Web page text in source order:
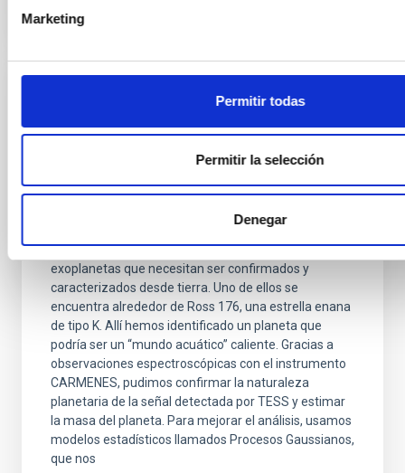
Marketing
Permitir todas
Permitir la selección
Denegar
RESULTADO DE INVESTIGACIÓN
Descubrimiento de un candidato a un
mundo acuático caliente en tránsito
CARMENES
El satélite TESS (Transiting Exoplanet Survey
Satellite) ha descubierto numerosos candidatos a
exoplanetas que necesitan ser confirmados y
caracterizados desde tierra. Uno de ellos se
encuentra alrededor de Ross 176, una estrella enana
de tipo K. Allí hemos identificado un planeta que
podría ser un “mundo acuático” caliente. Gracias a
observaciones espectroscópicas con el instrumento
CARMENES, pudimos confirmar la naturaleza
planetaria de la señal detectada por TESS y estimar
la masa del planeta. Para mejorar el análisis, usamos
modelos estadísticos llamados Procesos Gaussianos,
que nos